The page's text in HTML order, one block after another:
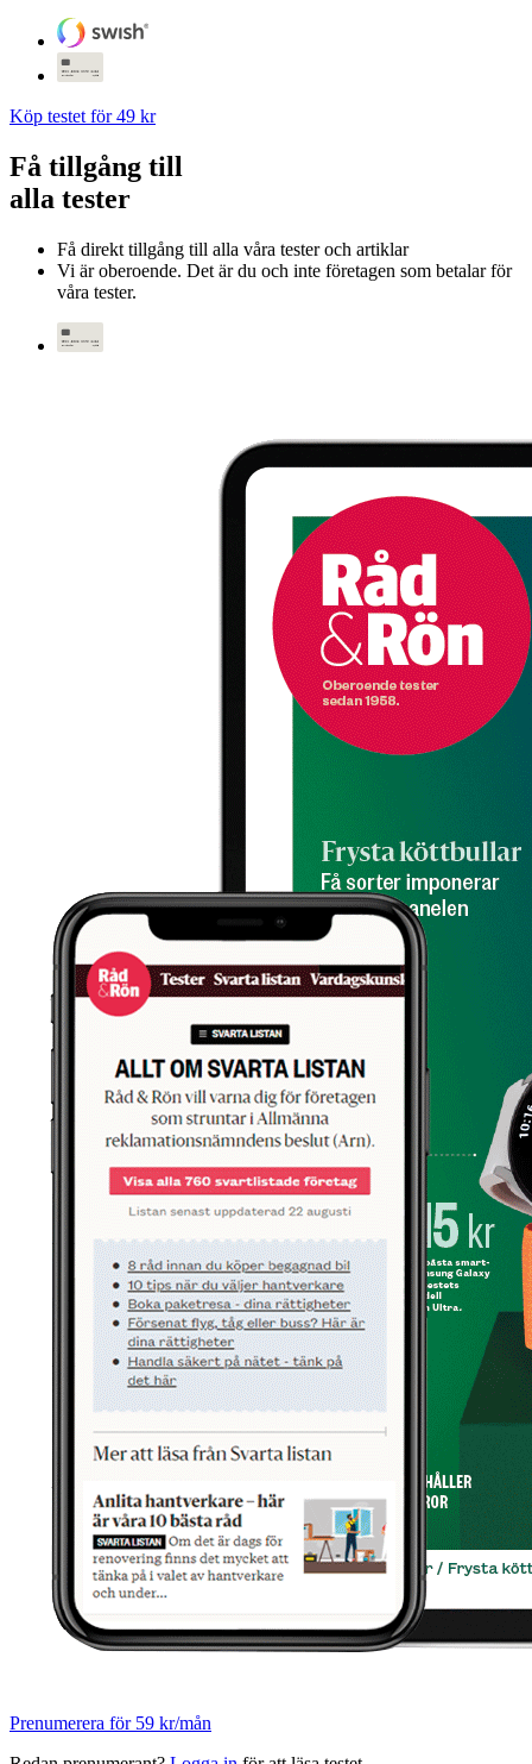
Köp testet för 49 kr
Få tillgång till
alla tester
Få direkt tillgång till alla våra tester och artiklar
Vi är oberoende. Det är du och inte företagen som betalar för
våra tester.
Prenumerera för 59 kr/mån